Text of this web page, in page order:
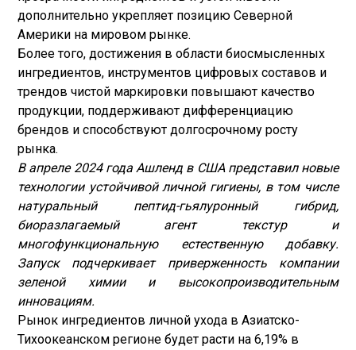
дополнительно укрепляет позицию Северной
Америки на мировом рынке.
Более того, достижения в области биосмысленных
ингредиентов, инструментов цифровых составов и
трендов чистой маркировки повышают качество
продукции, поддерживают дифференциацию
брендов и способствуют долгосрочному росту
рынка.
В апреле 2024 года Ашленд в США представил новые
технологии устойчивой личной гигиены, в том числе
натуральный пептид-гьялуронный гибрид,
биоразлагаемый агент текстур и
многофункциональную естественную добавку.
Запуск подчеркивает приверженность компании
зеленой химии и высокопроизводительным
инновациям.
Рынок ингредиентов личной ухода в Азиатско-
Тихоокеанском регионе будет расти на 6,19% в